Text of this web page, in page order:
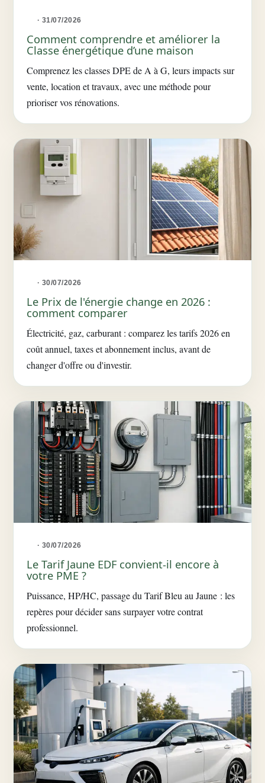
· 31/07/2026
Comment comprendre et améliorer la
Classe énergétique d’une maison
Comprenez les classes DPE de A à G, leurs impacts sur
vente, location et travaux, avec une méthode pour
prioriser vos rénovations.
· 30/07/2026
Le Prix de l'énergie change en 2026 :
comment comparer
Électricité, gaz, carburant : comparez les tarifs 2026 en
coût annuel, taxes et abonnement inclus, avant de
changer d'offre ou d'investir.
· 30/07/2026
Le Tarif Jaune EDF convient-il encore à
votre PME ?
Puissance, HP/HC, passage du Tarif Bleu au Jaune : les
repères pour décider sans surpayer votre contrat
professionnel.